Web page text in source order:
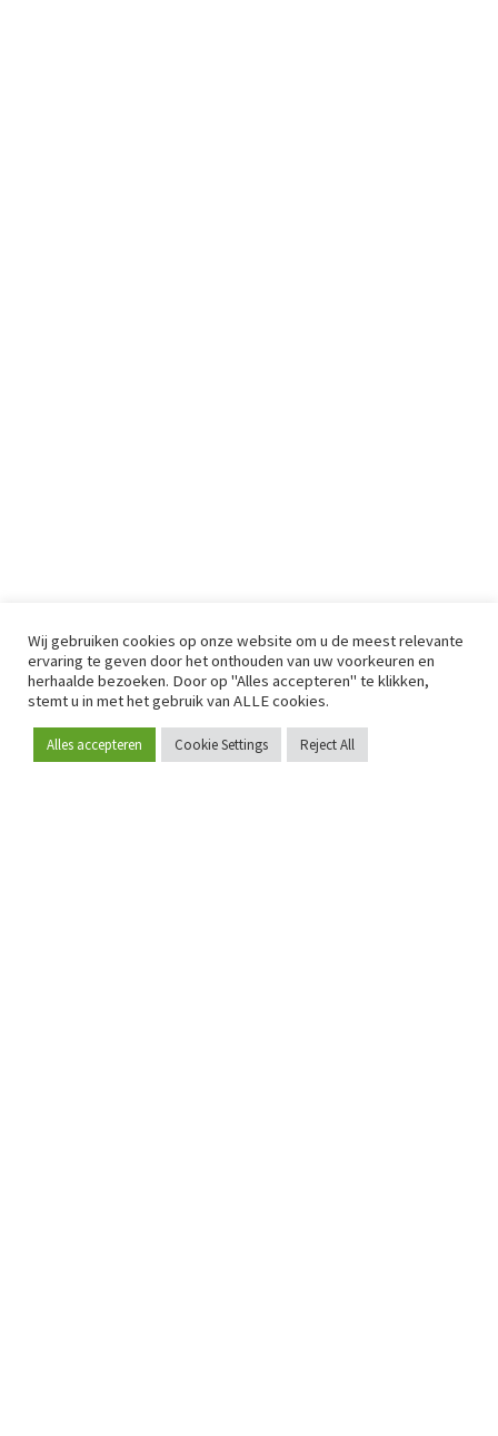
Word lid
Wij gebruiken cookies op onze website om u de meest relevante
ervaring te geven door het onthouden van uw voorkeuren en
herhaalde bezoeken. Door op "Alles accepteren" te klikken,
stemt u in met het gebruik van ALLE cookies.
Alles accepteren Cookie Settings Reject All